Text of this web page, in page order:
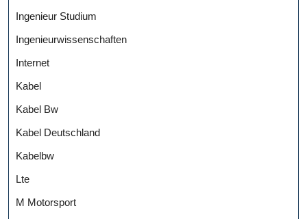
Ingenieur Studium
Ingenieurwissenschaften
Internet
Kabel
Kabel Bw
Kabel Deutschland
Kabelbw
Lte
M Motorsport